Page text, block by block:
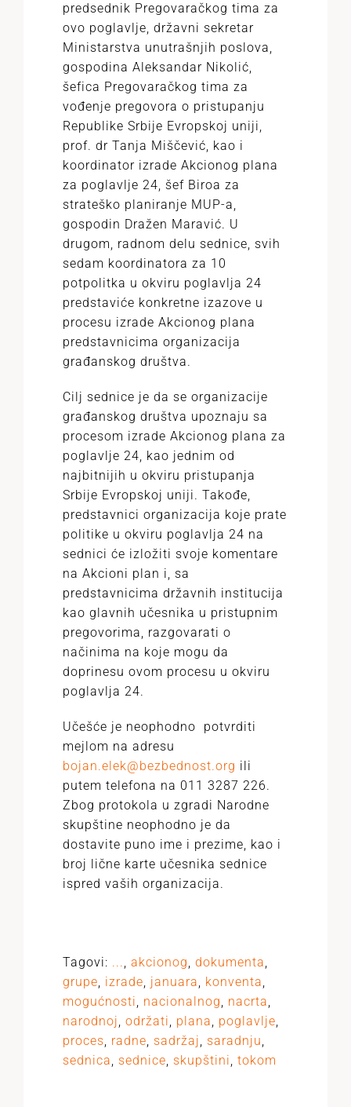
predsednik Pregovaračkog tima za
ovo poglavlje, državni sekretar
Ministarstva unutrašnjih poslova,
gospodina Aleksandar Nikolić,
šefica Pregovaračkog tima za
vođenje pregovora o pristupanju
Republike Srbije Evropskoj uniji,
prof. dr Tanja Miščević, kao i
koordinator izrade Akcionog plana
za poglavlje 24, šef Biroa za
strateško planiranje MUP-a,
gospodin Dražen Maravić. U
drugom, radnom delu sednice, svih
sedam koordinatora za 10
potpolitka u okviru poglavlja 24
predstaviće konkretne izazove u
procesu izrade Akcionog plana
predstavnicima organizacija
građanskog društva.
Cilj sednice je da se organizacije
građanskog društva upoznaju sa
procesom izrade Akcionog plana za
poglavlje 24, kao jednim od
najbitnijih u okviru pristupanja
Srbije Evropskoj uniji. Takođe,
predstavnici organizacija koje prate
politike u okviru poglavlja 24 na
sednici će izložiti svoje komentare
na Akcioni plan i, sa
predstavnicima državnih institucija
kao glavnih učesnika u pristupnim
pregovorima, razgovarati o
načinima na koje mogu da
doprinesu ovom procesu u okviru
poglavlja 24.
Učešće je neophodno potvrditi
mejlom na adresu
bojan.elek@bezbednost.org ili
putem telefona na 011 3287 226.
Zbog protokola u zgradi Narodne
skupštine neophodno je da
dostavite puno ime i prezime, kao i
broj lične karte učesnika sednice
ispred vaših organizacija.
Tagovi: ..., akcionog, dokumenta,
grupe, izrade, januara, konventa,
mogućnosti, nacionalnog, nacrta,
narodnoj, održati, plana, poglavlje,
proces, radne, sadržaj, saradnju,
sednica, sednice, skupštini, tokom